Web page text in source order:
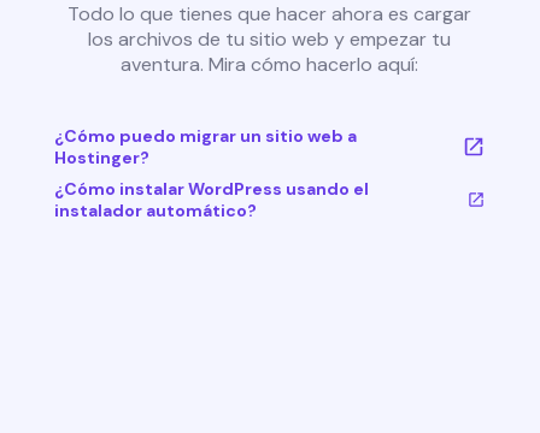
Todo lo que tienes que hacer ahora es cargar
los archivos de tu sitio web y empezar tu
aventura. Mira cómo hacerlo aquí:
¿Cómo puedo migrar un sitio web a
Hostinger?
¿Cómo instalar WordPress usando el
instalador automático?